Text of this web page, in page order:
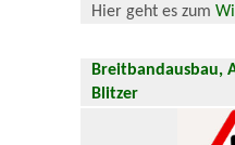
Hier geht es zum
Breitbandausbau,
Blitzer